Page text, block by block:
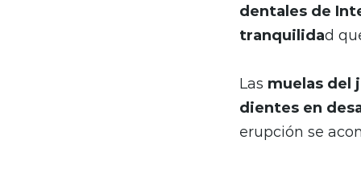
dentales de
tranquilidad
Las muelas del
dientes en
erupción se